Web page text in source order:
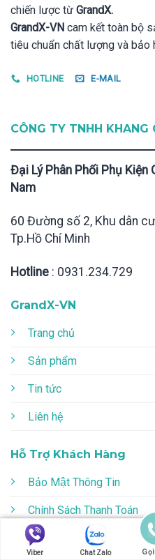
chiến lược từ GrandX.
GrandX-VN cam kết toàn bộ
tiêu chuẩn chất lượng và bảo
HOTLINE E-MAIL
CÔNG TY TNHH KHANG
Đại Lý Phân Phối Phụ Kiện
Nam
60 Đường số 2, Khu dân
Tp.Hồ Chí Minh
Hotline: 0931.234.729
GrandX-VN
Trang chủ
Sản phẩm
Tin tức
Liên hệ
Hỗ Trợ Khách Hàng
Bảo Mật Thông Tin
Chính Sách Thanh Toán
Chính Sách Vận Chuyển
Viber Chat Zalo